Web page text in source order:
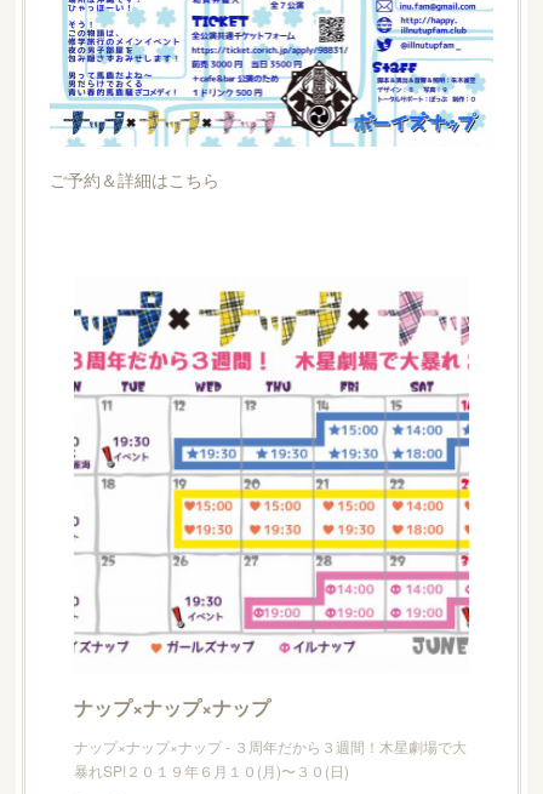
ご予約＆詳細はこちら
ナップ×ナップ×ナップ
ナップ×ナップ×ナップ - ３周年だから３週間！木星劇場で大
暴れSP!２０１９年６月１０(月)〜３０(日)